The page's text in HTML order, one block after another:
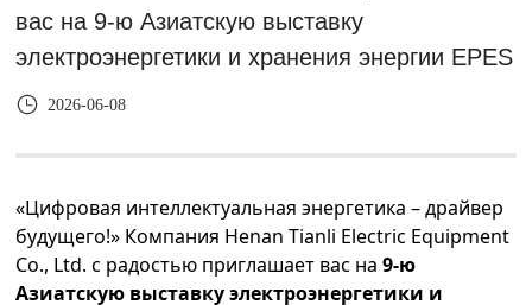
вас на 9-ю Азиатскую выставку
электроэнергетики и хранения энергии EPES
2026-06-08
«Цифровая интеллектуальная энергетика – драйвер
будущего!» Компания Henan Tianli Electric Equipment
Co., Ltd. с радостью приглашает вас на9-ю
Азиатскую выставку электроэнергетики и